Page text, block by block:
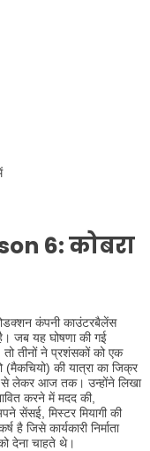
6: कोबरा
कंपनी काउंटरबैलेंस
है। जब यह घोषणा की गई
तो तीनों ने प्रशंसकों को एक
की यात्रा का जिक्र
से लेकर आज तक। उन्होंने लिखा
करने में मदद की,
सेंसई, मिस्टर मियागी की
है जिसे कार्यकारी निर्माता
देना चाहते थे।